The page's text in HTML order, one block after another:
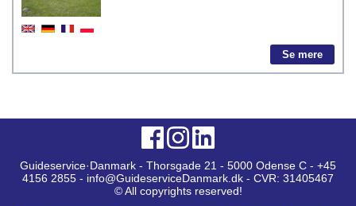
Se mere
Guideservice·Danmark - Thorsgade 21 - 5000 Odense C - +45
4156 2855 - info@GuideserviceDanmark.dk - CVR: 31405467
© All copyrights reserved!